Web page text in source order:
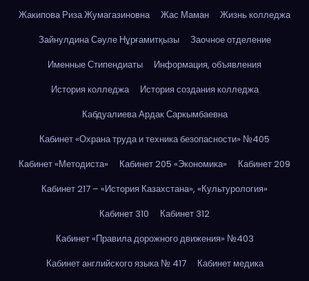
Жакипова Риза Жумагазиновна
Жас Маман
Жизнь колледжа
Зайнулдина Сәуле Нұрғамитқызы
Заочное отделение
Именные Стипендиаты
Информация, объявления
История колледжа
История создания колледжа
Кабдуалиева Ардак Саркымбаевна
Кабинет «Охрана труда и техника безопасности» №405
Кабинет «Методиста»
Кабинет 205 «Экономика»
Кабинет 209
Кабинет 217 – «История Казахстана», «Культурология»
Кабинет 310
Кабинет 312
Кабинет «Правила дорожного движения» №403
Кабинет английского языка № 417
Кабинет медика